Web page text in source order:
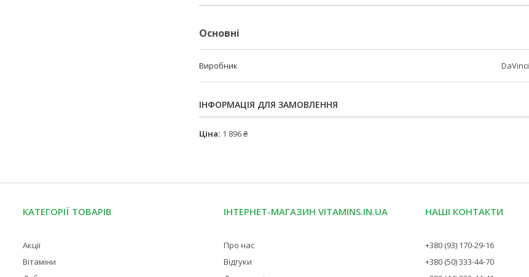
Основні
Виробник DaVinci
ІНФОРМАЦІЯ ДЛЯ ЗАМОВЛЕННЯ
Ціна: 1 896 ₴
КАТЕГОРІЇ ТОВАРІВ
Акції
Вітаміни
ІНТЕРНЕТ-МАГАЗИН VITAMINS.IN.UA
Про нас
Відгуки
НАШІ КОНТАКТИ
+380 (93) 170-29-16
+380 (50) 333-44-70